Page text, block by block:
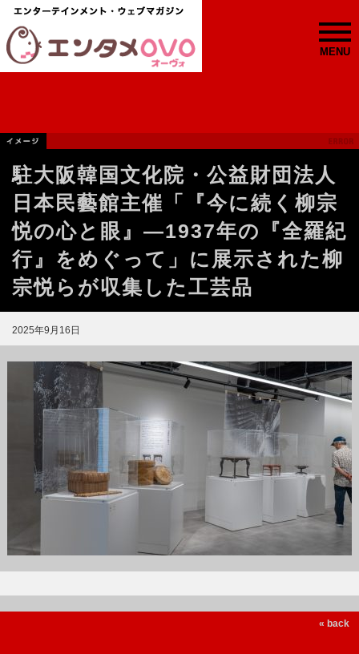
MENU
駐大阪韓国文化院・公益財団法人
日本民藝館主催「『今に続く柳宗
悦の心と眼』―1937年の『全羅紀
行』をめぐって」に展示された柳
宗悦らが収集した工芸品
2025年9月16日
« back